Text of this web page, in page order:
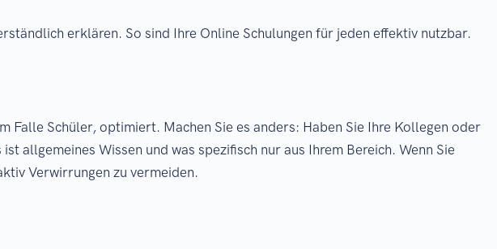
erklären. So sind Ihre Online Schulungen für jeden effektiv nutzbar.
Falle Schüler, optimiert. Machen Sie es anders: Haben Sie Ihre Kollegen oder
allgemeines Wissen und was spezifisch nur aus Ihrem Bereich. Wenn Sie
Verwirrungen zu vermeiden.